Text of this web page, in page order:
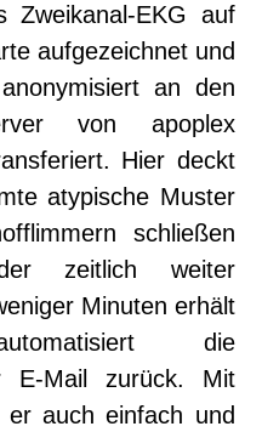
Zweikanal-EKG auf
aufgezeichnet und
an den
von apoplex
Hier deckt
atypische Muster
schließen
zeitlich weiter
Minuten erhält
die
E-Mail zurück. Mit
auch einfach und